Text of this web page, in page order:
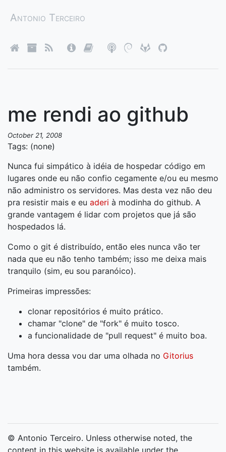
Antonio Terceiro
me rendi ao github
October 21, 2008
Tags: (none)
Nunca fui simpático à idéia de hospedar código em
lugares onde eu não confio cegamente e/ou eu mesmo
não administro os servidores. Mas desta vez não deu
pra resistir mais e eu aderi à modinha do github. A
grande vantagem é lidar com projetos que já são
hospedados lá.
Como o git é distribuído, então eles nunca vão ter
nada que eu não tenho também; isso me deixa mais
tranquilo (sim, eu sou paranóico).
Primeiras impressões:
clonar repositórios é muito prático.
chamar "clone" de "fork" é muito tosco.
a funcionalidade de "pull request" é muito boa.
Uma hora dessa vou dar uma olhada no Gitorius
também.
© Antonio Terceiro. Unless otherwise noted, the
content in this website is available under the